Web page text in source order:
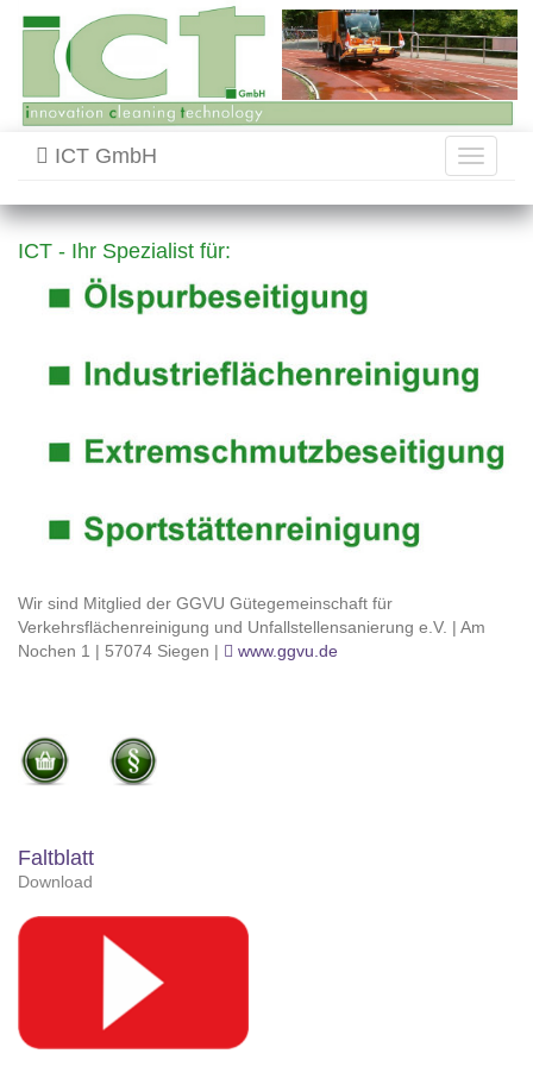
Toggle
ICT GmbH
ICT - Ihr Spezialist für:
Wir sind Mitglied der GGVU Gütegemeinschaft für
Verkehrsflächenreinigung und Unfallstellensanierung e.V. | Am
Nochen 1 | 57074 Siegen |
www.ggvu.de
Faltblatt
Download